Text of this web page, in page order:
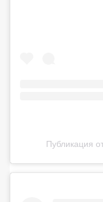
Публикация